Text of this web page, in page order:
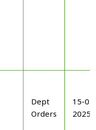
Dept
Orders
15-
2025